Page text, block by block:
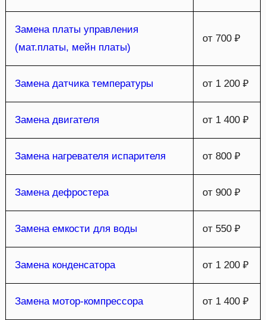
Замена платы управления
(мат.платы, мейн платы)
от 700 ₽
Замена датчика температуры от 1 200 ₽
Замена двигателя от 1 400 ₽
Замена нагревателя испарителя от 800 ₽
Замена дефростера от 900 ₽
Замена емкости для воды от 550 ₽
Замена конденсатора от 1 200 ₽
Замена мотор-компрессора от 1 400 ₽